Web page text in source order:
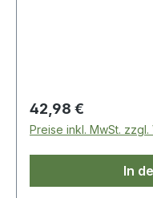
Regulärer Preis:
42,98 €
Preise inkl. MwSt.
In